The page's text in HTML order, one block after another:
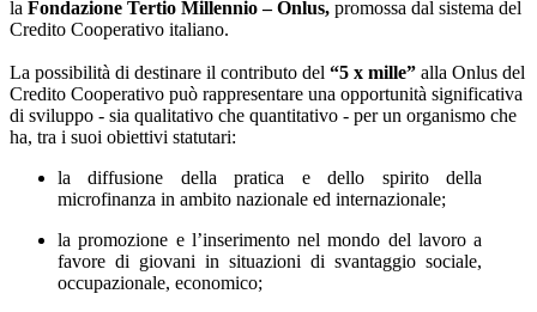
la Fondazione Tertio Millennio – Onlus, promossa dal sistema del
Credito Cooperativo italiano.
La possibilità di destinare il contributo del “5 x mille” alla Onlus del
Credito Cooperativo può rappresentare una opportunità significativa
di sviluppo - sia qualitativo che quantitativo - per un organismo che
ha, tra i suoi obiettivi statutari:
la diffusione della pratica e dello spirito della
microfinanza in ambito nazionale ed internazionale;
la promozione e l’inserimento nel mondo del lavoro a
favore di giovani in situazioni di svantaggio sociale,
occupazionale, economico;